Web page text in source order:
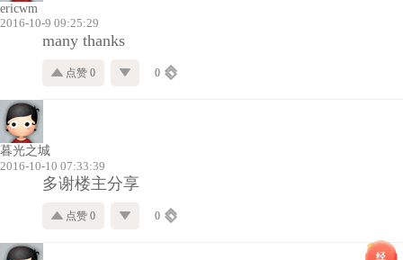
ericwm
2016-10-9 09:25:29
many thanks
点赞 0 0
暮光之城
2016-10-10 07:33:39
多谢楼主分享
点赞 0 0